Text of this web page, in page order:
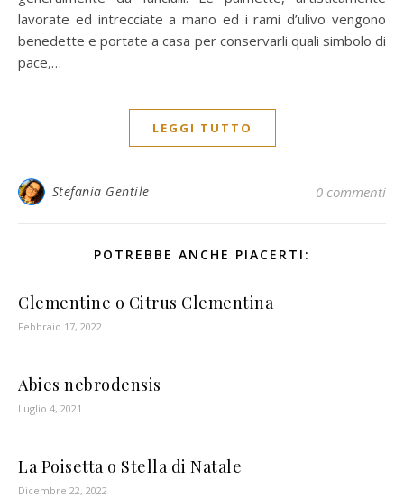
lavorate ed intrecciate a mano ed i rami d’ulivo vengono
benedette e portate a casa per conservarli quali simbolo di
pace,…
LEGGI TUTTO
Stefania Gentile 0 commenti
POTREBBE ANCHE PIACERTI:
Clementine o Citrus Clementina
Febbraio 17, 2022
Abies nebrodensis
Luglio 4, 2021
La Poisetta o Stella di Natale
Dicembre 22, 2022